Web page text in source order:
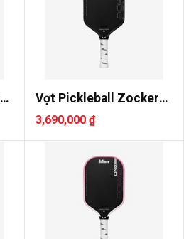
Vợt Pickleball Zocker
Power ..
3,690,000 ₫